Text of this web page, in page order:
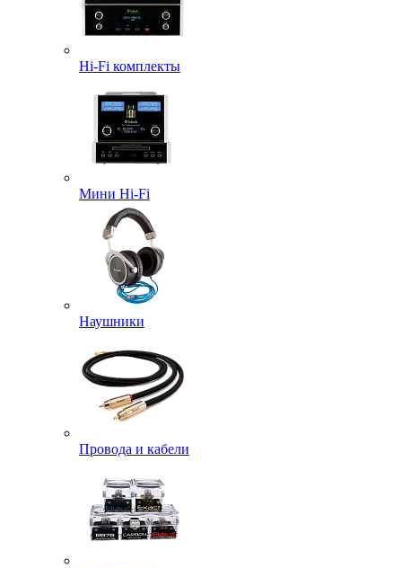
Hi-Fi комплекты
Мини Hi-Fi
Наушники
Провода и кабели